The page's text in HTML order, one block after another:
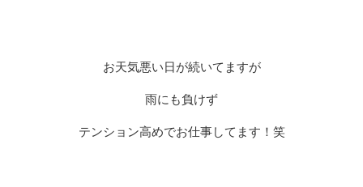
お天気悪い日が続いてますが
雨にも負けず
テンション高めでお仕事してます！笑